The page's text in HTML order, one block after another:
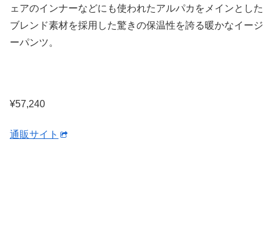
ェアのインナーなどにも使われたアルパカをメインとした
ブレンド素材を採用した驚きの保温性を誇る暖かなイージ
ーパンツ。
¥57,240
通販サイト